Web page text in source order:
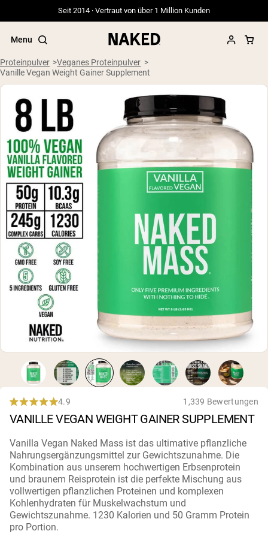
Seit 2014 · Vertraut von über 1 Million Kunden
Menu
Beliebte Suchbegriffe
”Protein Powder“
”Overnight Oats“
”Vegan protein“
”Collagen“
”Micellar Casein“
Proteinpulver
Veganes Proteinpulver
Vanille Vegan Weight Gainer Supplement
4.9
of
5
stars
4.9 1,339 Bewertungen
VANILLE VEGAN WEIGHT GAINER SUPPLEMENT
Vanilla Vegan Naked Mass ist das ultimative pflanzliche
Nahrungsergänzungsmittel zur Gewichtszunahme. Die
Kombination aus unserem hochwertigen Erbsenprotein
und braunem Reisprotein ist die perfekte Mischung aus
vollwertigen pflanzlichen Proteinen und komplexen
Kohlenhydraten für Muskelwachstum und
Gewichtszunahme. 1230 Kalorien und 50 Gramm Protein
pro Portion.